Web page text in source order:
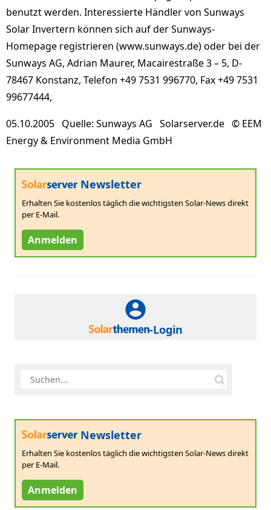
benutzt werden. Interessierte Händler von Sunways
Solar Invertern können sich auf der Sunways-
Homepage registrieren (www.sunways.de) oder bei der
Sunways AG, Adrian Maurer, Macairestraße 3 – 5, D-
78467 Konstanz, Telefon +49 7531 996770, Fax +49 7531
99677444,
05.10.2005 Quelle: Sunways AG Solarserver.de © EEM
Energy & Environment Media GmbH
Newsletter
Erhalten Sie kostenlos täglich die wichtigsten Solar-News direkt
per E-Mail.
Anmelden
-Login
Newsletter
Erhalten Sie kostenlos täglich die wichtigsten Solar-News direkt
per E-Mail.
Anmelden